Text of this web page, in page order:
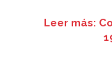
Leer más: